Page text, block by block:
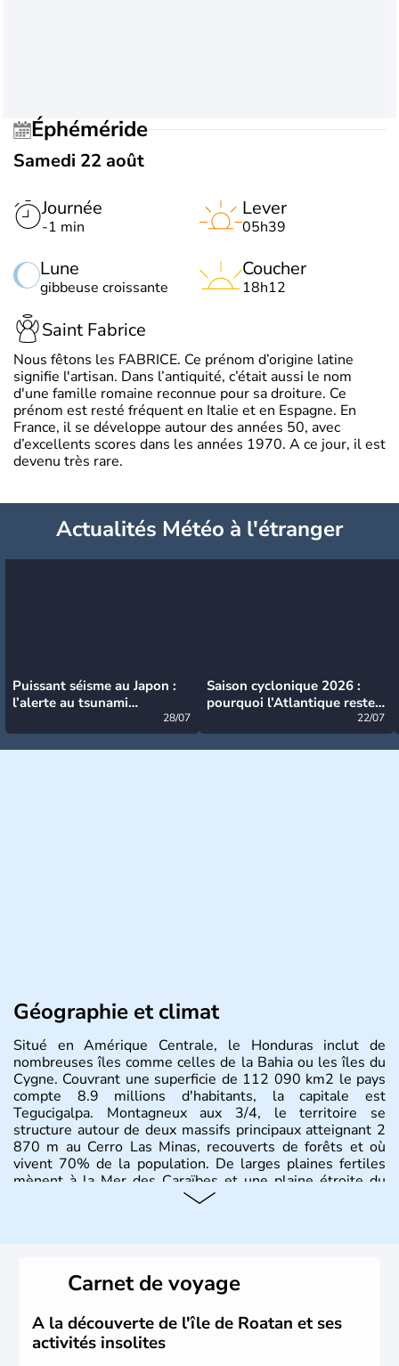
Éphéméride
Samedi 22 août
Journée
-1 min
Lune
gibbeuse croissante
Lever
05h39
Coucher
18h12
Saint Fabrice
Nous fêtons les FABRICE. Ce prénom d’origine latine
signifie l'artisan. Dans l’antiquité, c’était aussi le nom
d'une famille romaine reconnue pour sa droiture. Ce
prénom est resté fréquent en Italie et en Espagne. En
France, il se développe autour des années 50, avec
d’excellents scores dans les années 1970. A ce jour, il est
devenu très rare.
Actualités Météo à l'étranger
Puissant séisme au Japon :
l’alerte au tsunami
28/07
Saison cyclonique 2026 :
pourquoi l’Atlantique reste
22/07
Géographie et climat
Situé en Amérique Centrale, le Honduras inclut de
nombreuses îles comme celles de la Bahia ou les îles du
Cygne. Couvrant une superficie de 112 090 km2 le pays
compte 8.9 millions d'habitants, la capitale est
Tegucigalpa. Montagneux aux 3/4, le territoire se
structure autour de deux massifs principaux atteignant 2
870 m au Cerro Las Minas, recouverts de forêts et où
vivent 70% de la population. De larges plaines fertiles
mènent à la Mer des Caraïbes et une plaine étroite du
Carnet de voyage
A la découverte de l'île de Roatan et ses
activités insolites